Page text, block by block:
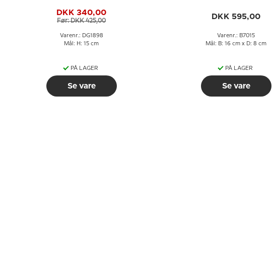
DKK 340,00
Før: DKK 425,00
Varenr.: DG1898
Mål: H: 15 cm
PÅ LAGER
Se vare
DKK 595,00
Varenr.: B7015
Mål: B: 16 cm x D: 8 cm
PÅ LAGER
Se vare